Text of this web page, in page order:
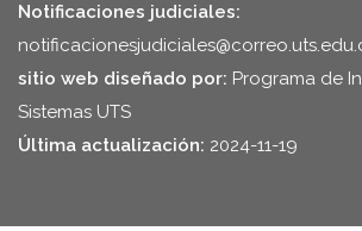
Notificaciones judiciales:
sitio web diseñado por: Programa de
Sistemas UTS
Última actualización: 2024-11-19